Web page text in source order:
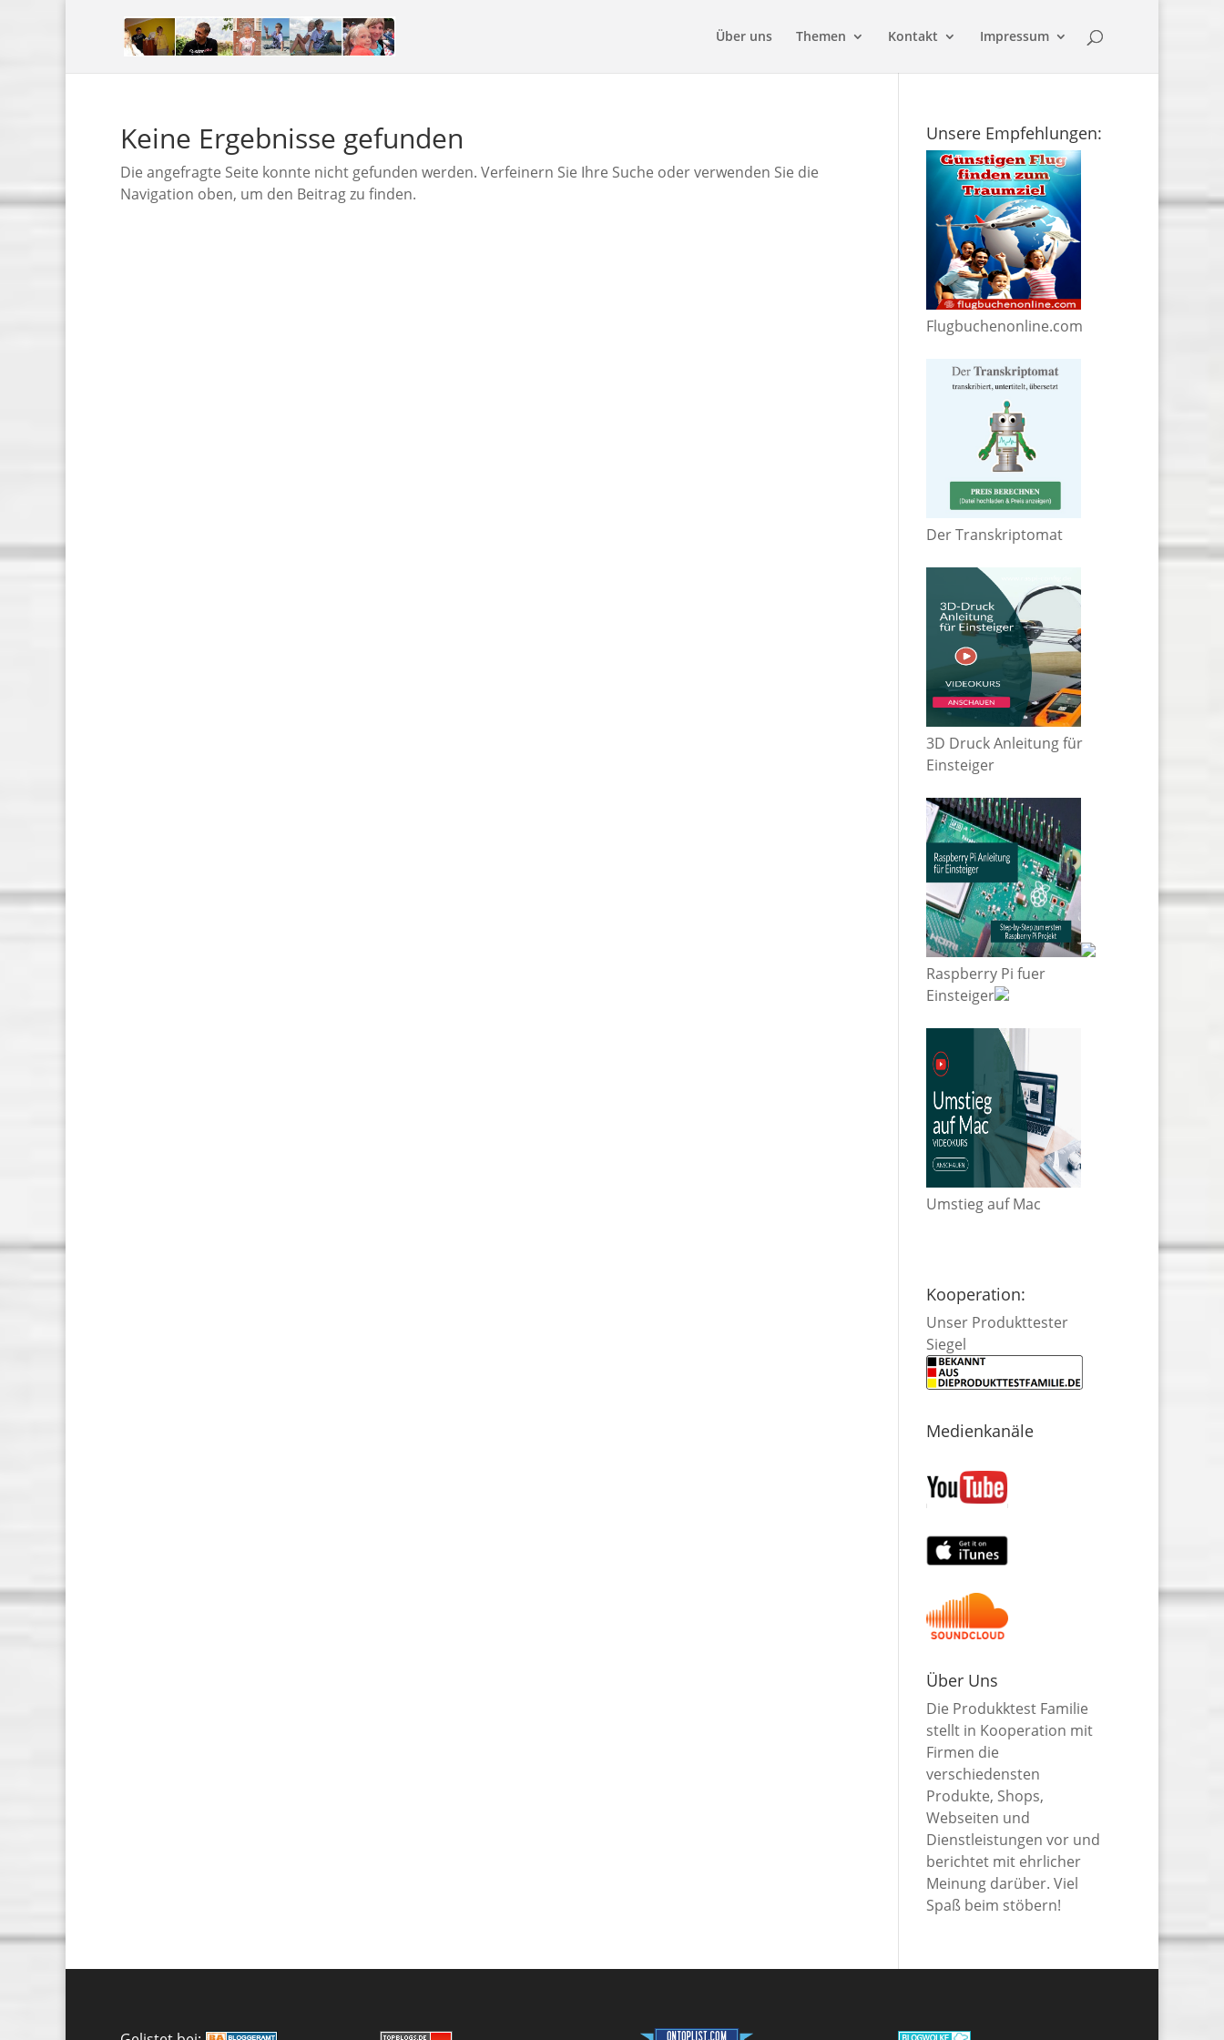
Über uns Themen Kontakt Impressum
Keine Ergebnisse gefunden
Die angefragte Seite konnte nicht gefunden werden. Verfeinern Sie Ihre Suche oder verwenden Sie die
Navigation oben, um den Beitrag zu finden.
Unsere Empfehlungen:
Flugbuchenonline.com
Der Transkriptomat
3D Druck Anleitung für
Einsteiger
Raspberry Pi fuer
Einsteiger
Umstieg auf Mac
Kooperation:
Unser Produkttester
Siegel
Medienkanäle
Über Uns
Die Produkktest Familie
stellt in Kooperation mit
Firmen die
verschiedensten
Produkte, Shops,
Webseiten und
Dienstleistungen vor und
berichtet mit ehrlicher
Meinung darüber. Viel
Spaß beim stöbern!